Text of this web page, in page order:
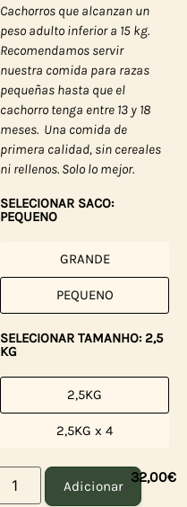
Cachorros que alcanzan un
peso adulto inferior a 15 kg.
Recomendamos servir
nuestra comida para razas
pequeñas hasta que el
cachorro tenga entre 13 y 18
meses. Una comida de
primera calidad, sin cereales
ni rellenos. Solo lo mejor.
SELECIONAR SACO:
PEQUENO
GRANDE
PEQUENO
SELECIONAR TAMANHO: 2,5
KG
2,5KG
2,5KG x 4
Adicionar
32,00€